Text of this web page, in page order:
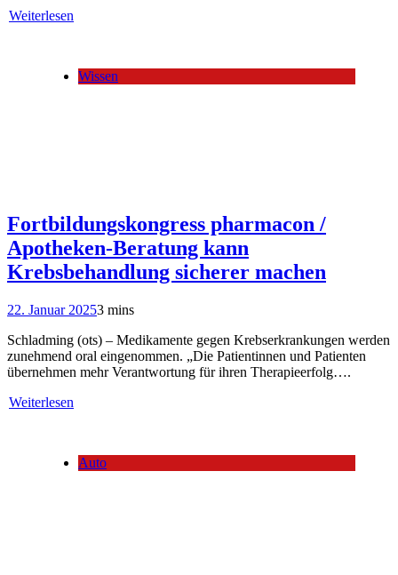
Weiterlesen
Wissen
Fortbildungskongress pharmacon /
Apotheken-Beratung kann
Krebsbehandlung sicherer machen
22. Januar 20253 mins
Schladming (ots) – Medikamente gegen Krebserkrankungen werden
zunehmend oral eingenommen. „Die Patientinnen und Patienten
übernehmen mehr Verantwortung für ihren Therapieerfolg….
Weiterlesen
Auto